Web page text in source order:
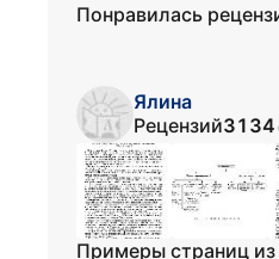
Понравилась
Ялина
Рецензий3134
Примеры страниц из